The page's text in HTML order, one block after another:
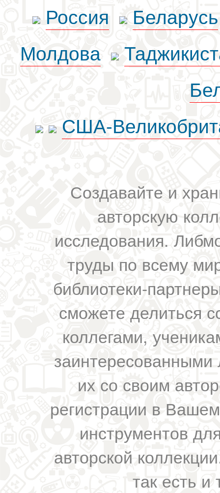
Россия
Беларусь
Молдова
США-
Создавайте и
авторскую
исследования.
труды по всему
библиотеки-
сможете делиться
коллегами,
их со своим
регистрации в
инструментов
авторской
так есть и